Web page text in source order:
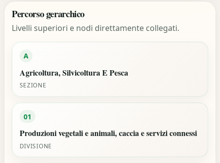
Percorso gerarchico
Livelli superiori e nodi direttamente collegati.
A
Agricoltura, Silvicoltura E Pesca
SEZIONE
01
Produzioni vegetali e animali, caccia e servizi connessi
DIVISIONE